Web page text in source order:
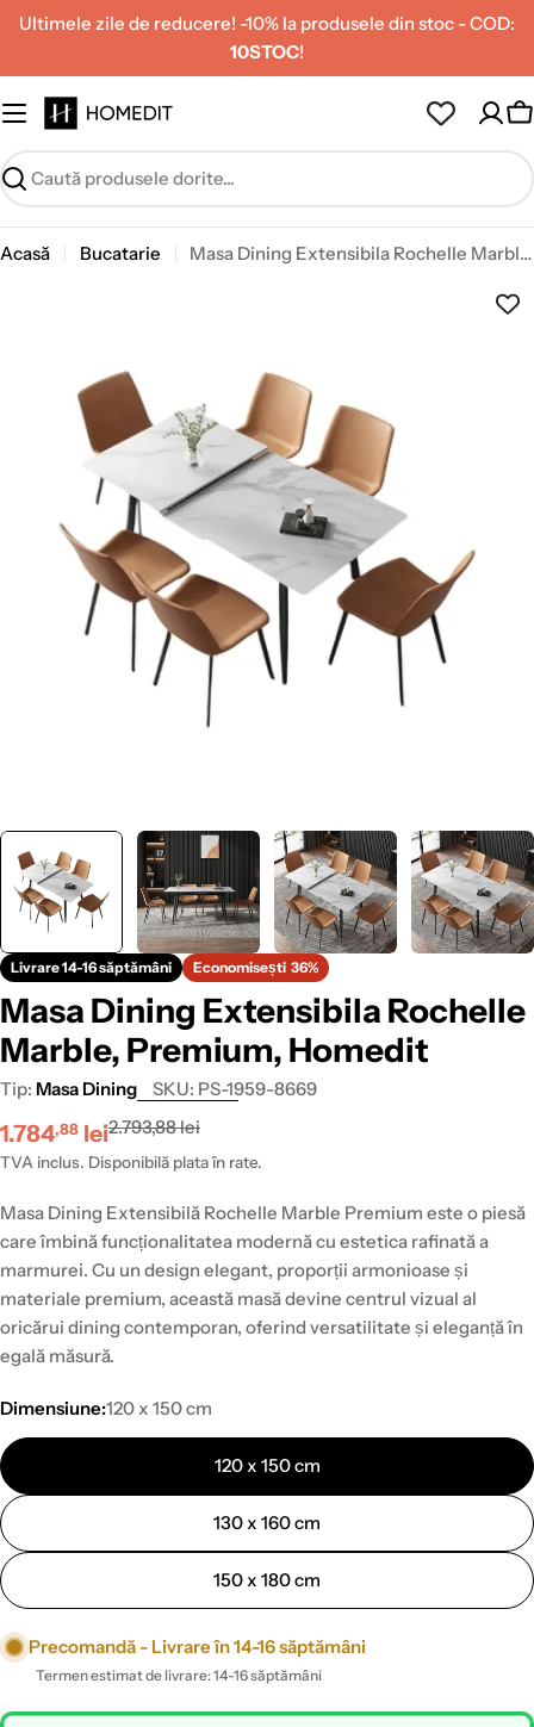
Treceți
Ultimele zile de reducere! -10% la produsele din stoc - COD:
10STOC!
Caută
Acasă Bucatarie Masa Dining Extensibila Rochelle Marble, Premium, Homedit
Livrare 14-16 săptămâni Economisești 36%
Masa Dining Extensibila Rochelle
Marble, Premium, Homedit
Tip: Masa Dining SKU: PS-1959-8669
Preț
redus
1.784,88 lei
Preț
obișnuit
2.793,88 lei
TVA inclus. Disponibilă plata în rate.
Masa Dining Extensibilă Rochelle Marble Premium este o piesă
care îmbină funcționalitatea modernă cu estetica rafinată a
marmurei. Cu un design elegant, proporții armonioase și
materiale premium, această masă devine centrul vizual al
oricărui dining contemporan, oferind versatilitate și eleganță în
egală măsură.
Dimensiune:120 x 150 cm
120 x 150 cm
130 x 160 cm
150 x 180 cm
Precomandă - Livrare în 14-16 săptămâni
Termen estimat de livrare: 14-16 săptămâni